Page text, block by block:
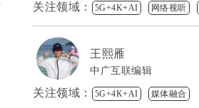
关注领域： 5G+4K+AI 网络视听
王熙雁
中广互联编辑
关注领域： 5G+4K+AI 媒体融合